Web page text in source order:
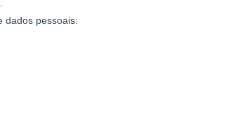
dados pessoais: